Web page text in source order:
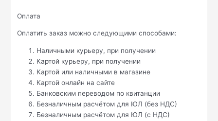
Оплата
Оплатить заказ можно следующими способами:
Наличными курьеру, при получении
Картой курьеру, при получении
Картой или наличными в магазине
Картой онлайн на сайте
Банковским переводом по квитанции
Безналичным расчётом для ЮЛ (без НДС)
Безналичным расчётом для ЮЛ (с НДС)